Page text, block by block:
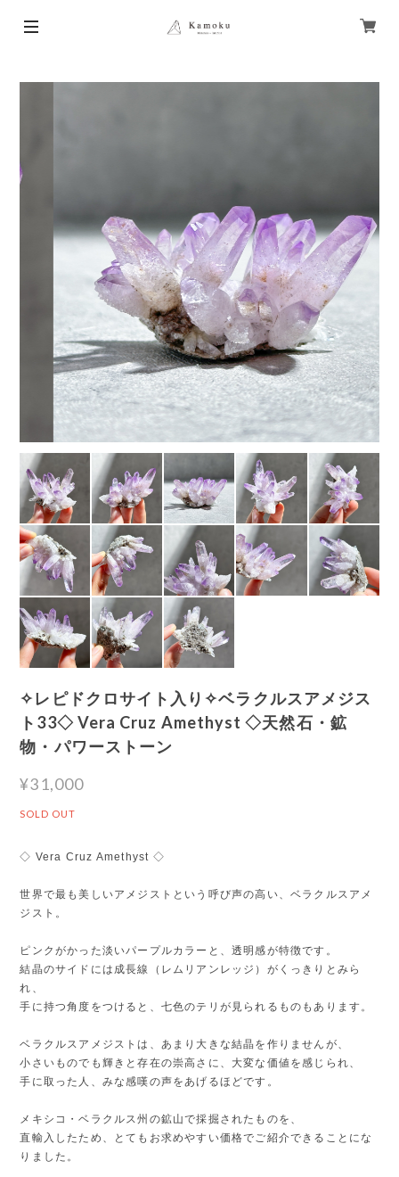
✧レピドクロサイト入り✧ベラクルスアメジス
ト33◇ Vera Cruz Amethyst ◇天然石・鉱
物・パワーストーン
¥31,000
SOLD OUT
◇ Vera Cruz Amethyst ◇
世界で最も美しいアメジストという呼び声の高い、ベラクルスアメ
ジスト。
ピンクがかった淡いパープルカラーと、透明感が特徴です。
結晶のサイドには成長線（レムリアンレッジ）がくっきりとみら
れ、
手に持つ角度をつけると、七色のテリが見られるものもあります。
ベラクルスアメジストは、あまり大きな結晶を作りませんが、
小さいものでも輝きと存在の崇高さに、大変な価値を感じられ、
手に取った人、みな感嘆の声をあげるほどです。
メキシコ・ベラクルス州の鉱山で採掘されたものを、
直輸入したため、とてもお求めやすい価格でご紹介できることにな
りました。